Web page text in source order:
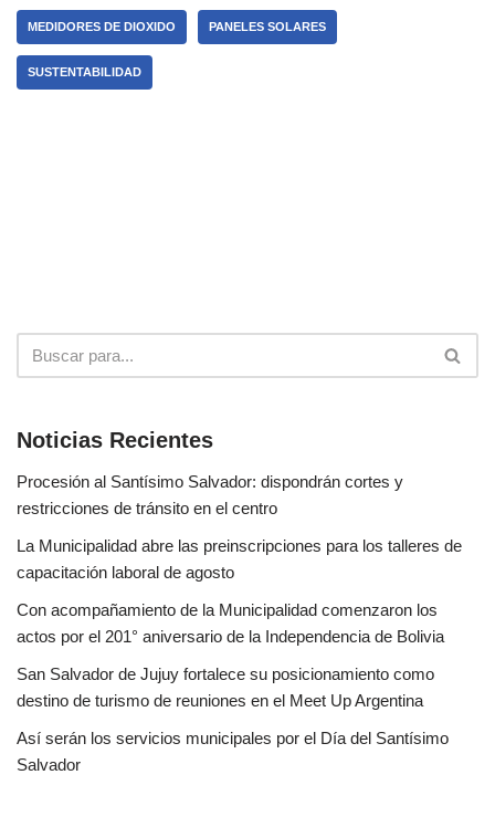
MEDIDORES DE DIOXIDO PANELES SOLARES
SUSTENTABILIDAD
Noticias Recientes
Procesión al Santísimo Salvador: dispondrán cortes y
restricciones de tránsito en el centro
La Municipalidad abre las preinscripciones para los talleres de
capacitación laboral de agosto
Con acompañamiento de la Municipalidad comenzaron los
actos por el 201° aniversario de la Independencia de Bolivia
San Salvador de Jujuy fortalece su posicionamiento como
destino de turismo de reuniones en el Meet Up Argentina
Así serán los servicios municipales por el Día del Santísimo
Salvador